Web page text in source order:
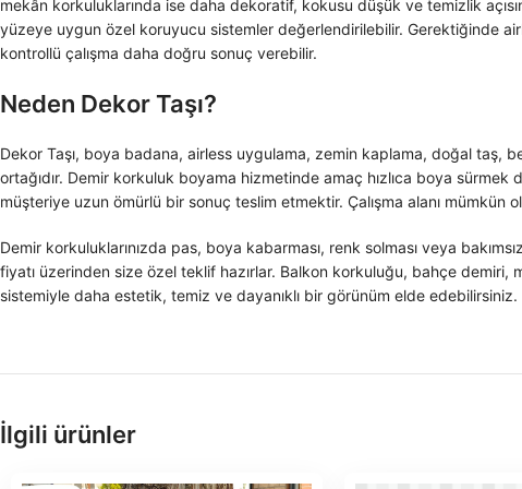
mekân korkuluklarında ise daha dekoratif, kokusu düşük ve temizlik
yüzeye uygun özel koruyucu sistemler değerlendirilebilir. Gerektiğinde
kontrollü çalışma daha doğru sonuç verebilir.
Neden Dekor Taşı?
Dekor Taşı, boya badana, airless uygulama, zemin kaplama, doğal taş,
ortağıdır. Demir korkuluk boyama hizmetinde amaç hızlıca boya
müşteriye uzun ömürlü bir sonuç teslim etmektir. Çalışma alanı
Demir korkuluklarınızda pas, boya kabarması, renk solması veya
fiyatı üzerinden size özel teklif hazırlar. Balkon korkuluğu, bahçe demiri,
sistemiyle daha estetik, temiz ve dayanıklı bir görünüm elde edebilirsiniz.
İlgili ürünler